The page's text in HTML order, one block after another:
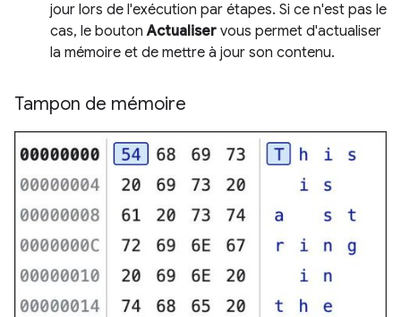
jour lors de l'exécution par étapes. Si ce n'est pas le
cas, le boutonActualiser vous permet d'actualiser
la mémoire et de mettre à jour son contenu.
Tampon de mémoire